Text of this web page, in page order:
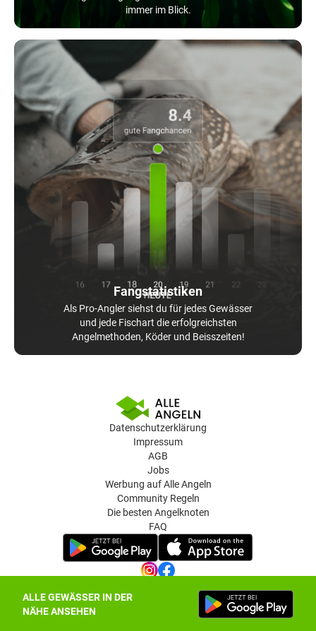
ALLE GEWÄSSER IN DER
NÄHE ANSEHEN
immer im Blick.
Fangstatistiken
Als Pro-Angler siehst du für jedes Gewässer
und jede Fischart die erfolgreichsten
Angelmethoden, Köder und Beisszeiten!
Datenschutzerklärung
Impressum
AGB
Jobs
Werbung auf Alle Angeln
Community Regeln
Die besten Angelknoten
FAQ
Datenschutz-Einstellungen